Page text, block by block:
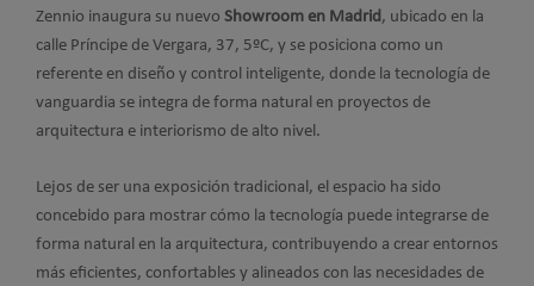
Zennio inaugura su nuevo Showroom en Madrid, ubicado en la
calle Príncipe de Vergara, 37, 5ºC, y se posiciona como un
referente en diseño y control inteligente, donde la tecnología de
vanguardia se integra de forma natural en proyectos de
arquitectura e interiorismo de alto nivel.
Lejos de ser una exposición tradicional, el espacio ha sido
concebido para mostrar cómo la tecnología puede integrarse de
forma natural en la arquitectura, contribuyendo a crear entornos
más eficientes, confortables y alineados con las necesidades de